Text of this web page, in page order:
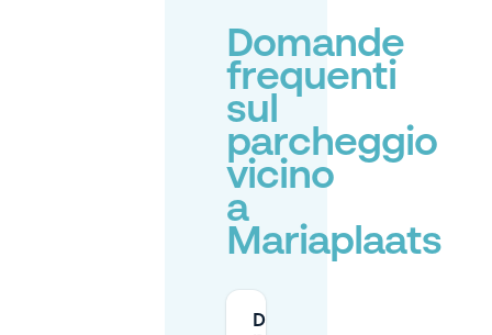
Domande
frequenti
sul
parcheggio
vicino
a
Mariaplaats
Dove posso